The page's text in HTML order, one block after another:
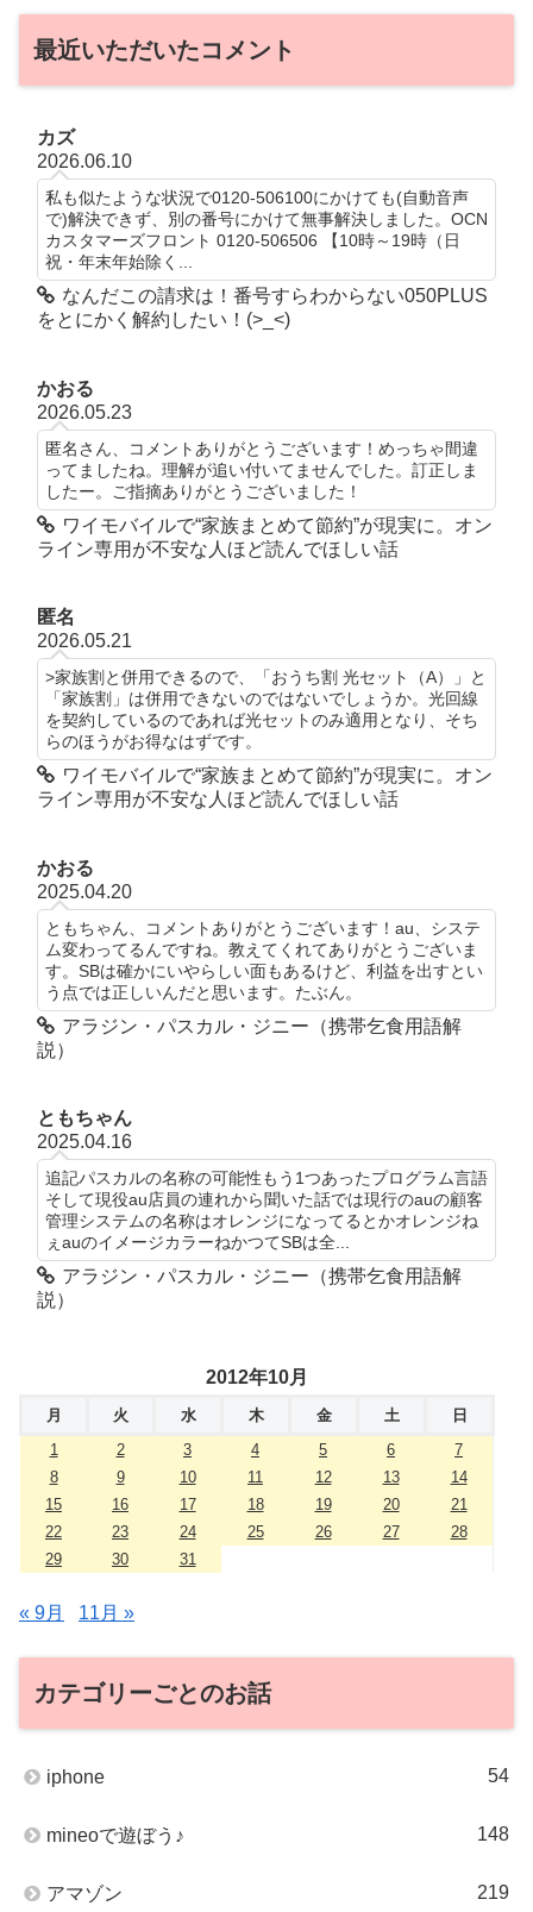
最近いただいたコメント
カズ
2026.06.10
私も似たような状況で0120-506100にかけても(自動音声
で)解決できず、別の番号にかけて無事解決しました。OCN
カスタマーズフロント 0120-506506 【10時～19時（日
祝・年末年始除く...
なんだこの請求は！番号すらわからない050PLUS
をとにかく解約したい！(>_<)
かおる
2026.05.23
匿名さん、コメントありがとうございます！めっちゃ間違
ってましたね。理解が追い付いてませんでした。訂正しま
したー。ご指摘ありがとうございました！
ワイモバイルで“家族まとめて節約”が現実に。オン
ライン専用が不安な人ほど読んでほしい話
匿名
2026.05.21
>家族割と併用できるので、「おうち割 光セット（A）」と
「家族割」は併用できないのではないでしょうか。光回線
を契約しているのであれば光セットのみ適用となり、そち
らのほうがお得なはずです。
ワイモバイルで“家族まとめて節約”が現実に。オン
ライン専用が不安な人ほど読んでほしい話
かおる
2025.04.20
ともちゃん、コメントありがとうございます！au、システ
ム変わってるんですね。教えてくれてありがとうございま
す。SBは確かにいやらしい面もあるけど、利益を出すとい
う点では正しいんだと思います。たぶん。
アラジン・パスカル・ジニー（携帯乞食用語解
説）
ともちゃん
2025.04.16
追記パスカルの名称の可能性もう1つあったプログラム言語
そして現役au店員の連れから聞いた話では現行のauの顧客
管理システムの名称はオレンジになってるとかオレンジね
ぇauのイメージカラーねかつてSBは全...
アラジン・パスカル・ジニー（携帯乞食用語解
説）
2012年10月
月 火 水 木 金 土
日
1
2 3 4 5 6
7
8
9 10 11 12 13
14
15
16 17 18 19 20
21
22
23 24 25 26 27
28
29
30 31
« 9月 11月 »
カテゴリーごとのお話
iphone 54
mineoで遊ぼう♪ 148
アマゾン 219